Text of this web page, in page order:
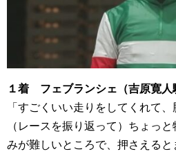
１着 フェブランシェ（吉原寛人
「すごくいい走りをしてくれて、
（レースを振り返って）ちょっ
みが難しいところで、押さえる